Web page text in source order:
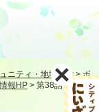
ニティ・地域活動 >ボ
報HP > 第38話